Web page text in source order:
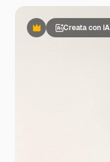
PremiumCreata con IA